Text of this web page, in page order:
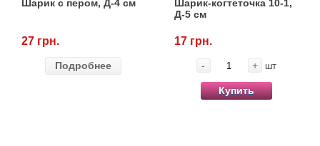
Шарик с пером, Д-4 см
27 грн.
Подробнее
Шарик-когтеточка 10-1,
Д-5 см
17 грн.
- + шт
Купить